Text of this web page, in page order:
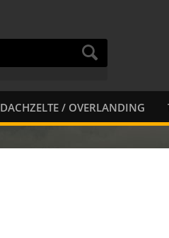
DACHZELTE / OVERLANDING